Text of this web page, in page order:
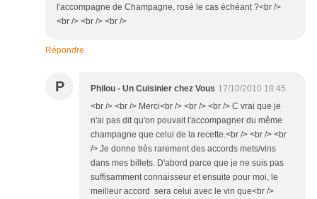
l'accompagne de Champagne, rosé le cas échéant ?<br />
<br /> <br /> <br />
Répondre
P Philou - Un Cuisinier chez Vous 17/10/2010 18:45
<br /> <br /> Merci<br /> <br /> <br /> C vrai que je
n'ai pas dit qu'on pouvait l'accompagner du même
champagne que celui de la recette.<br /> <br /> <br
/> Je donne très rarement des accords mets/vins
dans mes billets. D'abord parce que je ne suis pas
suffisamment connaisseur et ensuite pour moi, le
meilleur accord sera celui avec le vin que<br />